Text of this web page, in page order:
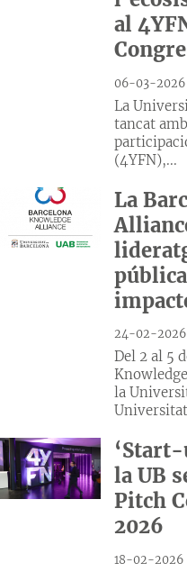
al
06-03-2026
La
tancat
(4YFN),...
La
24-02-2026
Del 2 al 5
la
la UB
Pitch
2026
18-02-2026